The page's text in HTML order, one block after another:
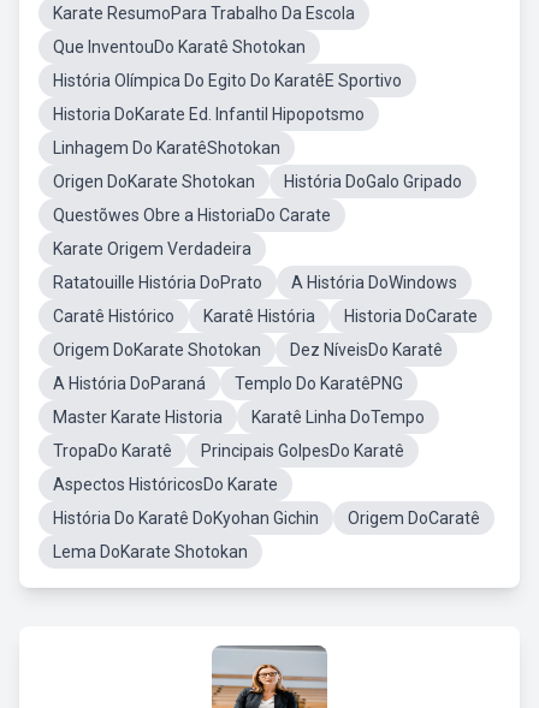
Karate ResumoPara Trabalho Da Escola
Que InventouDo Karatê Shotokan
História Olímpica Do Egito Do KaratêE Sportivo
Historia DoKarate Ed. Infantil Hipopotsmo
Linhagem Do KaratêShotokan
Origen DoKarate Shotokan
História DoGalo Gripado
Questõwes Obre a HistoriaDo Carate
Karate Origem Verdadeira
Ratatouille História DoPrato
A História DoWindows
Caratê Histórico
Karatê História
Historia DoCarate
Origem DoKarate Shotokan
Dez NíveisDo Karatê
A História DoParaná
Templo Do KaratêPNG
Master Karate Historia
Karatê Linha DoTempo
TropaDo Karatê
Principais GolpesDo Karatê
Aspectos HistóricosDo Karate
História Do Karatê DoKyohan Gichin
Origem DoCaratê
Lema DoKarate Shotokan